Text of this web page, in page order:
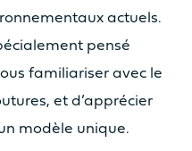
actuels.
pensé
familiariser avec le
et d’apprécier
modèle unique.
sur le prix